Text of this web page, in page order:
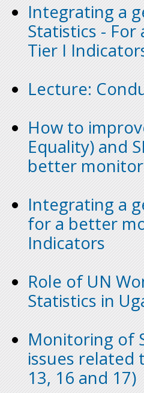
Integrating a
Statistics -
Tier I
Lecture:
How to
Equality) and
better
Integrating a
for a better
Indicators
Role of UN
Statistics in
Monitoring of
issues related
13, 16 and 17)